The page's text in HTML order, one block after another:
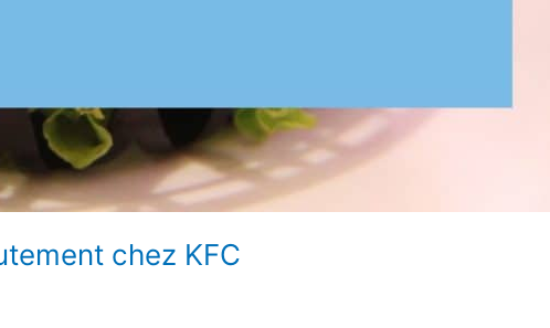
chez KFC